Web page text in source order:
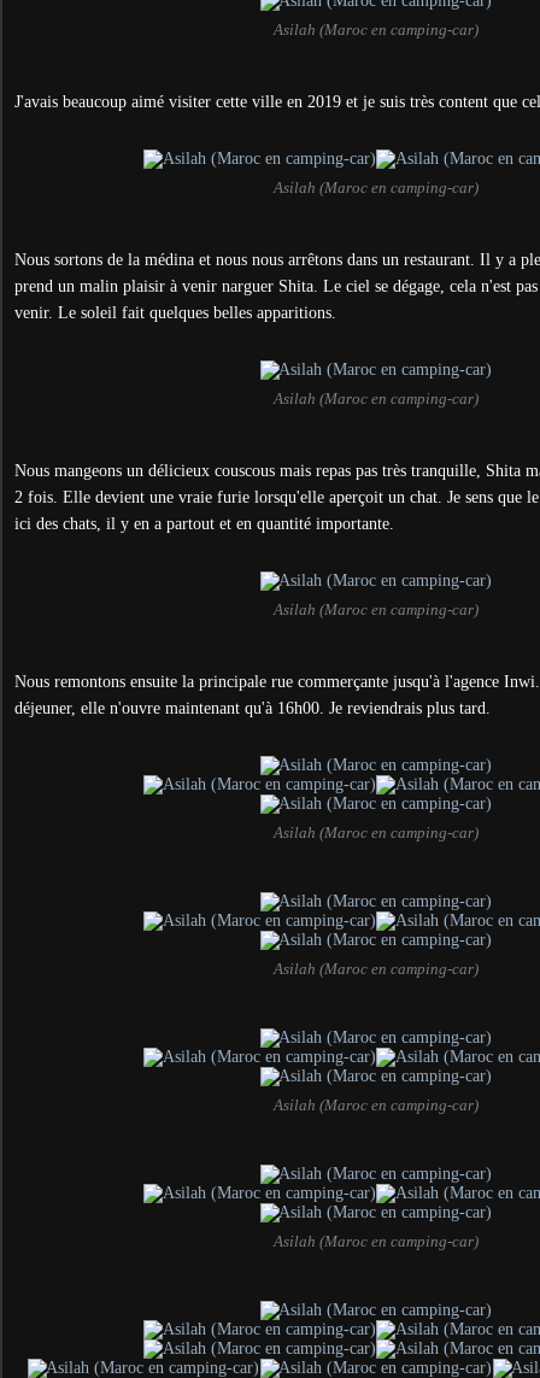
Asilah (Maroc en camping-car)
J'avais beaucoup aimé visiter cette ville en 2019 et je suis très content que
Asilah (Maroc en camping-car)
Nous sortons de la médina et nous nous arrêtons dans un restaurant. Il y a
prend un malin plaisir à venir narguer Shita. Le ciel se dégage, cela n'est
venir. Le soleil fait quelques belles apparitions.
Asilah (Maroc en camping-car)
Nous mangeons un délicieux couscous mais repas pas très tranquille, Shita
2 fois. Elle devient une vraie furie lorsqu'elle aperçoit un chat. Je sens que
ici des chats, il y en a partout et en quantité importante.
Asilah (Maroc en camping-car)
Nous remontons ensuite la principale rue commerçante jusqu'à l'agence Inwi.
déjeuner, elle n'ouvre maintenant qu'à 16h00. Je reviendrais plus tard.
Asilah (Maroc en camping-car)
Asilah (Maroc en camping-car)
Asilah (Maroc en camping-car)
Asilah (Maroc en camping-car)